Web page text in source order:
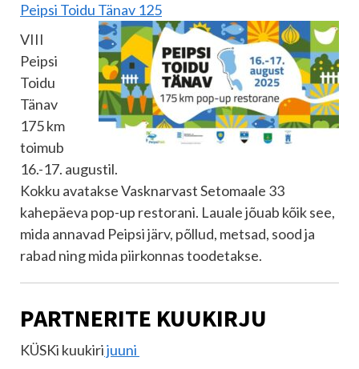
Peipsi Toidu Tänav 125
VIII
Peipsi
Toidu
Tänav
175 km
toimub
16.-17. augustil.
Kokku avatakse Vasknarvast Setomaale 33
kahepäeva pop-up restorani. Lauale jõuab kõik see,
mida annavad Peipsi järv, põllud, metsad, sood ja
rabad ning mida piirkonnas toodetakse.
PARTNERITE KUUKIRJU
KÜSKi kuukirijuuni